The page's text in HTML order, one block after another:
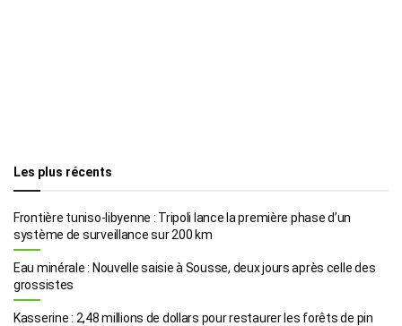
Les plus récents
Frontière tuniso-libyenne : Tripoli lance la première phase d’un
système de surveillance sur 200 km
Eau minérale : Nouvelle saisie à Sousse, deux jours après celle des
grossistes
Kasserine : 2,48 millions de dollars pour restaurer les forêts de pin